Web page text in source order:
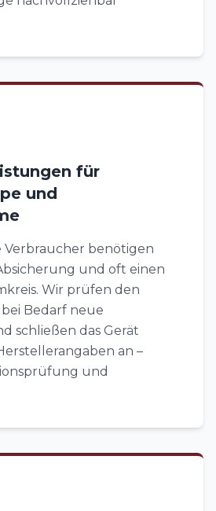
für
und
Verbraucher benötigen
und oft einen
Wir prüfen den
Bedarf neue
schließen das Gerät
an –
und